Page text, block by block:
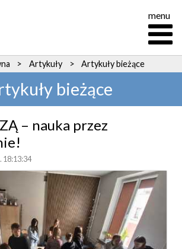
menu
> Artykuły > Artykuły bieżące
bieżące
– nauka przez
18:13:34